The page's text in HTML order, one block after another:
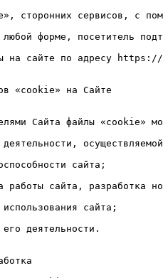
сторонних сервисов, с
форме, посетитель
на сайте по адресу
«cookie» на Сайте
Сайта файлы «cookie»
сайта;
сайта, разработка
сайта;
деятельности.